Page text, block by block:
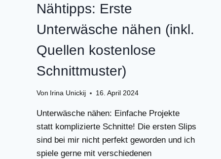
Nähtipps: Erste
Unterwäsche nähen (inkl.
Quellen kostenlose
Schnittmuster)
Von Irina Unickij 16. April 2024
Unterwäsche nähen: Einfache Projekte
statt komplizierte Schnitte! Die ersten Slips
sind bei mir nicht perfekt geworden und ich
spiele gerne mit verschiedenen